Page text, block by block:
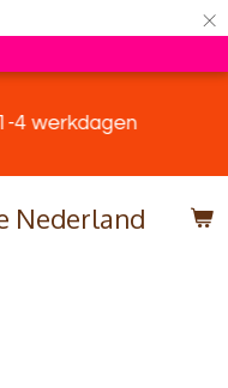
×
Nederland
4 werkdagen